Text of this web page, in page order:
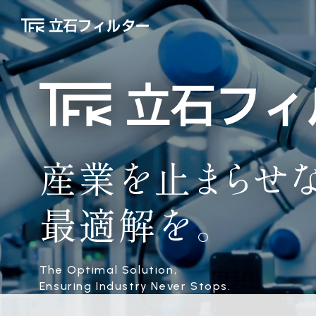
産業を止まらせ
最適解を。
The Optimal Solution,
Ensuring Industry Never Stops.